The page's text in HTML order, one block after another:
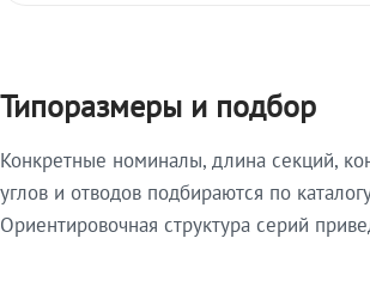
Типоразмеры и подбор
Конкретные номиналы, длина секций,
углов и отводов подбираются по
Ориентировочная структура серий